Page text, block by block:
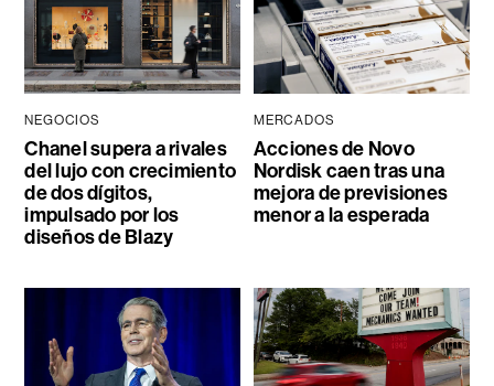
NEGOCIOS
Chanel supera a rivales
del lujo con crecimiento
de dos dígitos,
impulsado por los
diseños de Blazy
MERCADOS
Acciones de Novo
Nordisk caen tras una
mejora de previsiones
menor a la esperada